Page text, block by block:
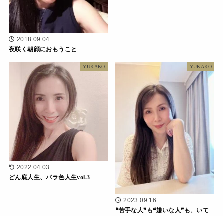
2018.09.04
夜咲く朝顔におもうこと
YUKAKO
2022.04.03
どん底人生、バラ色人生vol.3
YUKAKO
2023.09.16
❝苦手な人❞も❝嫌いな人❞も、いて